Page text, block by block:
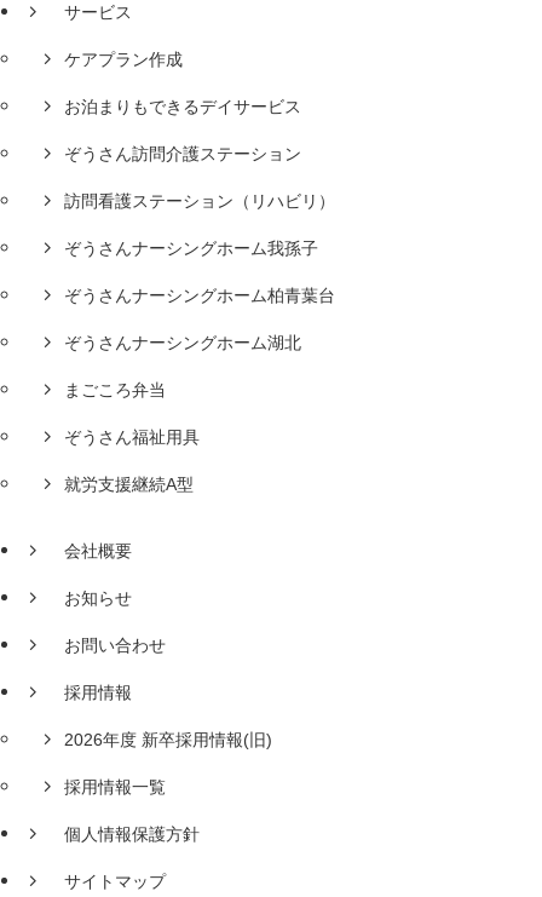
サービス
ケアプラン作成
お泊まりもできるデイサービス
ぞうさん訪問介護ステーション
訪問看護ステーション（リハビリ）
ぞうさんナーシングホーム我孫子
ぞうさんナーシングホーム柏青葉台
ぞうさんナーシングホーム湖北
まごころ弁当
ぞうさん福祉用具
就労支援継続A型
会社概要
お知らせ
お問い合わせ
採用情報
2026年度 新卒採用情報(旧)
採用情報一覧
個人情報保護方針
サイトマップ